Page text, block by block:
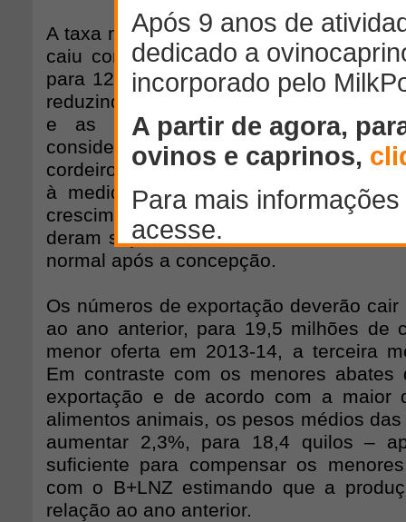
A taxa nacional de parição de
caiu com relação ao recorde do ano
para 121%, com as condições de seca
reduzindo significativamente o número
e as taxas gerais de concepção.
consideravelmente com relação ao ano
cordeiros ainda é maior do que
à medida que a menor densidade,
crescimento das pastagens durante o
deram suporte a taxas de
normal após a concepção.
Os números de exportação deverão
ao ano anterior, para 19,5 milhões de
menor oferta em 2013-14, a terceira
Em contraste com os menores abates
exportação e de acordo com a maior
alimentos animais, os pesos médios
aumentar 2,3%, para 18,4 quilos –
suficiente para compensar os
com o B+LNZ estimando que a
relação ao ano anterior.